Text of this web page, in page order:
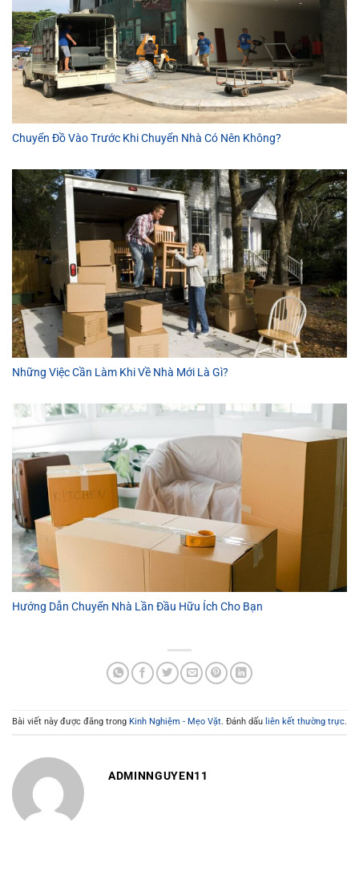
Chuyển Đồ Vào Trước Khi Chuyển Nhà Có Nên Không?
Những Việc Cần Làm Khi Về Nhà Mới Là Gì?
Hướng Dẫn Chuyển Nhà Lần Đầu Hữu Ích Cho Bạn
Bài viết này được đăng trong Kinh Nghiệm - Mẹo Vặt. Đánh dấu liên kết thường trực.
ADMINNGUYEN11